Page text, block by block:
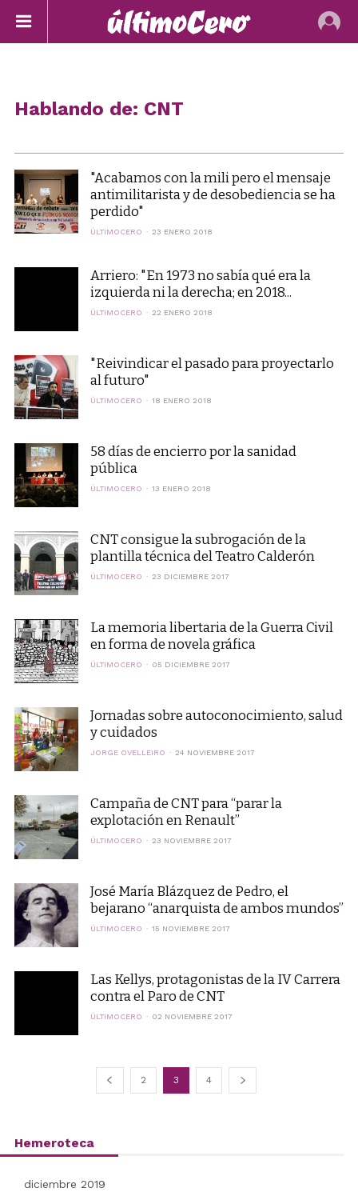
Hablando de: CNT
"Acabamos con la mili pero el mensaje
antimilitarista y de desobediencia se ha
perdido"
ÚLTIMOCERO 23 ENERO 2018
Arriero: "En 1973 no sabía qué era la
izquierda ni la derecha; en 2018...
ÚLTIMOCERO 22 ENERO 2018
"Reivindicar el pasado para proyectarlo
al futuro"
ÚLTIMOCERO 18 ENERO 2018
58 días de encierro por la sanidad
pública
ÚLTIMOCERO 13 ENERO 2018
CNT consigue la subrogación de la
plantilla técnica del Teatro Calderón
ÚLTIMOCERO 23 DICIEMBRE 2017
La memoria libertaria de la Guerra Civil
en forma de novela gráfica
ÚLTIMOCERO 05 DICIEMBRE 2017
Jornadas sobre autoconocimiento, salud
y cuidados
JORGE OVELLEIRO 24 NOVIEMBRE 2017
Campaña de CNT para “parar la
explotación en Renault”
ÚLTIMOCERO 23 NOVIEMBRE 2017
José María Blázquez de Pedro, el
bejarano “anarquista de ambos mundos”
ÚLTIMOCERO 15 NOVIEMBRE 2017
Las Kellys, protagonistas de la IV Carrera
contra el Paro de CNT
ÚLTIMOCERO 02 NOVIEMBRE 2017
2 3 4
Hemeroteca
diciembre 2019